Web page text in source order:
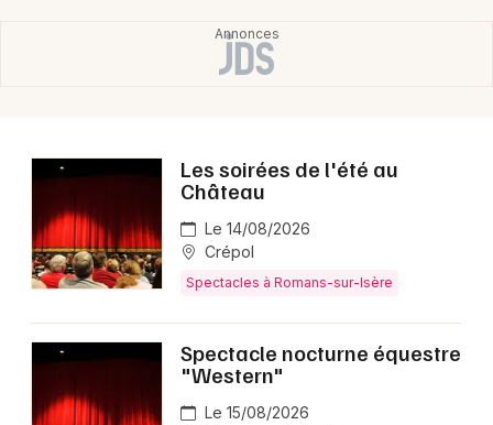
Les soirées de l'été au
Château
Le 14/08/2026
Crépol
Spectacles à Romans-sur-Isère
Spectacle nocturne équestre
"Western"
Le 15/08/2026